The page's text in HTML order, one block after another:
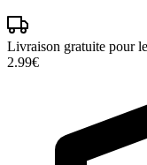
Livraison gratuite pour
2.99€